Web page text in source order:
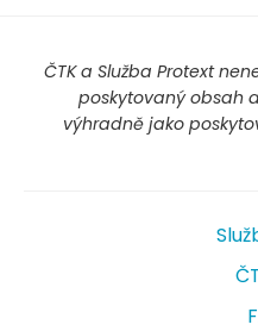
ČTK a Služba Protext
poskytovaný obsah
výhradně jako